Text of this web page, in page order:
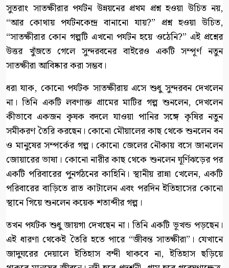
সুতরাং সাতক্ষীরার পর্যটন উন্নয়নের প্রথম প্রশ্ন হওয়া উচিত নয়,
“আর কোথায় পর্যটনকেন্দ্র বানানো যায়?” প্রশ্ন হওয়া উচিত,
“সাতক্ষীরার কোন গল্পটি এখনো পর্যটন হয়ে ওঠেনি?” এই প্রশ্নের
উত্তর খুঁজতে গেলে সুন্দরবনের বাইরেও একটি সম্পূর্ণ নতুন
সাতক্ষীরা আবিষ্কার করা সম্ভব।
ধরা যাক, কোনো পর্যটক সাতক্ষীরায় এসে শুধু সুন্দরবন দেখলেন
না। তিনি একটি লবণাক্ত গ্রামের মাটির গল্প শুনলেন, দেখলেন
কীভাবে একজন কৃষক বদলে যাওয়া পানির সঙ্গে কৃষির নতুন
সমীকরণ তৈরি করছেন। কোনো মৌয়ালের কাছ থেকে শুনলেন বন
ও মানুষের সম্পর্কের গল্প। কোনো জেলের নৌকায় বসে জানলেন
জোয়ারের ভাষা। কোনো নারীর কাছ থেকে শুনলেন ঘূর্ণিঝড়ের পর
একটি পরিবারের পুনর্গঠনের কাহিনি। স্থানীয় রান্না খেলেন, একটি
পরিবারের বাড়িতে রাত কাটালেন এবং পরদিন ইতিহাসের কোনো
স্থানে গিয়ে শুনলেন কয়েক শতাব্দীর গল্প।
তখন পর্যটক শুধু জায়গা দেখছেন না। তিনি একটি ভূখন্ড পড়ছেন।
এই ধারণা থেকেই তৈরি হতে পারে “জীবন্ত সাতক্ষীরা”। যেখানে
জাদুঘরের দেয়ালে ইতিহাস বন্দী থাকবে না, ইতিহাস ছড়িয়ে